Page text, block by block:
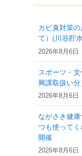
カビ臭対策
て）(川谷貯
2026年8月6日
スポーツ・
興課取扱い分
2026年8月6日
ながさき健
つも使って
開催
2026年8月6日